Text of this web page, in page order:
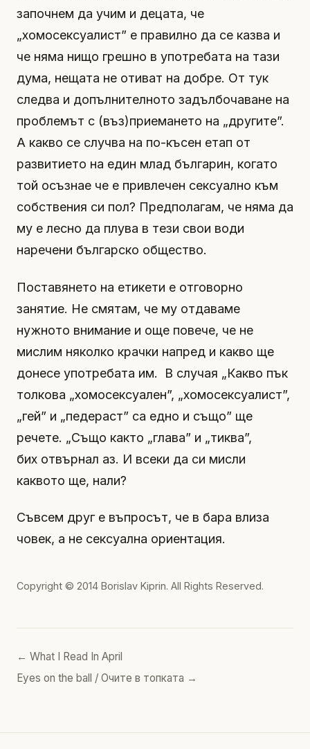
започнем да учим и децата, че
„хомосексуалист” е правилно да се казва и
че няма нищо грешно в употребата на тази
дума, нещата не отиват на добре. От тук
следва и допълнителното задълбочаване на
проблемът с (въз)приемането на „другите”.
А какво се случва на по-късен етап от
развитието на един млад българин, когато
той осъзнае че е привлечен сексуално към
собствения си пол? Предполагам, че няма да
му е лесно да плува в тези свои води
наречени българско общество.
Поставянето на етикети е отговорно
занятие. Не смятам, че му отдаваме
нужното внимание и още повече, че не
мислим няколко крачки напред и какво ще
донесе употребата им. В случая „Какво пък
толкова „хомосексуален”, „хомосексуалист”,
„гей” и „педераст” са едно и също” ще
речете. „Също както „глава” и „тиква”,
бих отвърнал аз. И всеки да си мисли
каквото ще, нали?
Съвсем друг е въпросът, че в бара влиза
човек, а не сексуална ориентация.
Copyright © 2014 Borislav Kiprin. All Rights Reserved.
← What I Read In April
Eyes on the ball / Очите в топката →